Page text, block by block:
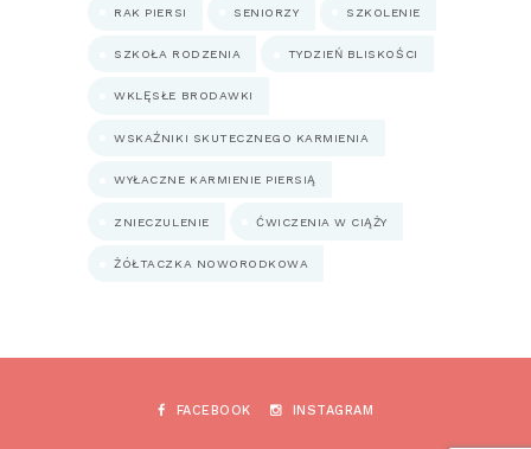
RAK PIERSI SENIORZY SZKOLENIE
SZKOŁA RODZENIA TYDZIEŃ BLISKOŚCI
WKLĘSŁE BRODAWKI
WSKAŹNIKI SKUTECZNEGO KARMIENIA
WYŁACZNE KARMIENIE PIERSIĄ
ZNIECZULENIE ĆWICZENIA W CIĄŻY
ŻÓŁTACZKA NOWORODKOWA
FACEBOOK INSTAGRAM